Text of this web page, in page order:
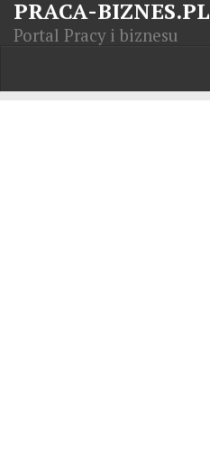
PRACA-BIZNES.PL
Portal Pracy i biznesu